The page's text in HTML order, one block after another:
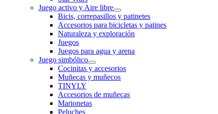
Juego activo y Aire libre
Bicis, correpasillos y patinetes
Accesorios para bicicletas y patines
Naturaleza y exploración
Juegos
Juegos para agua y arena
Juego simbólico
Cocinitas y accesorios
Muñecas y muñecos
TINYLY
Accesorios de muñecas
Marionetas
Peluches